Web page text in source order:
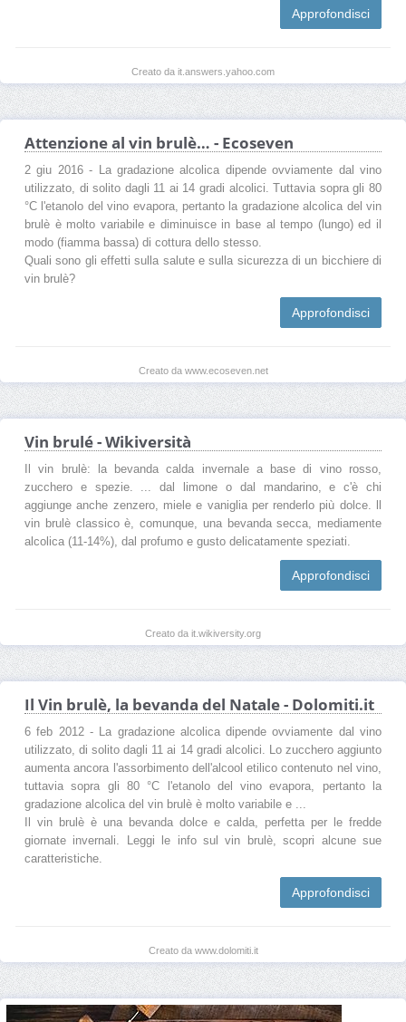
Approfondisci
Creato da it.answers.yahoo.com
Attenzione al vin brulè… - Ecoseven
2 giu 2016 - La gradazione alcolica dipende ovviamente dal vino
utilizzato, di solito dagli 11 ai 14 gradi alcolici. Tuttavia sopra gli 80
°C l'etanolo del vino evapora, pertanto la gradazione alcolica del vin
brulè è molto variabile e diminuisce in base al tempo (lungo) ed il
modo (fiamma bassa) di cottura dello stesso.
Quali sono gli effetti sulla salute e sulla sicurezza di un bicchiere di
vin brulè?
Approfondisci
Creato da www.ecoseven.net
Vin brulé - Wikiversità
Il vin brulè: la bevanda calda invernale a base di vino rosso,
zucchero e spezie. ... dal limone o dal mandarino, e c'è chi
aggiunge anche zenzero, miele e vaniglia per renderlo più dolce. ll
vin brulè classico è, comunque, una bevanda secca, mediamente
alcolica (11-14%), dal profumo e gusto delicatamente speziati.
Approfondisci
Creato da it.wikiversity.org
Il Vin brulè, la bevanda del Natale - Dolomiti.it
6 feb 2012 - La gradazione alcolica dipende ovviamente dal vino
utilizzato, di solito dagli 11 ai 14 gradi alcolici. Lo zucchero aggiunto
aumenta ancora l'assorbimento dell'alcool etilico contenuto nel vino,
tuttavia sopra gli 80 °C l'etanolo del vino evapora, pertanto la
gradazione alcolica del vin brulè è molto variabile e ...
Il vin brulè è una bevanda dolce e calda, perfetta per le fredde
giornate invernali. Leggi le info sul vin brulè, scopri alcune sue
caratteristiche.
Approfondisci
Creato da www.dolomiti.it